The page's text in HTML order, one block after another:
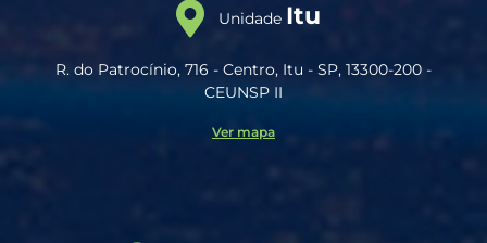
Unidade Itu
R. do Patrocínio, 716 - Centro, Itu - SP, 13300-200 -
CEUNSP II
Ver mapa